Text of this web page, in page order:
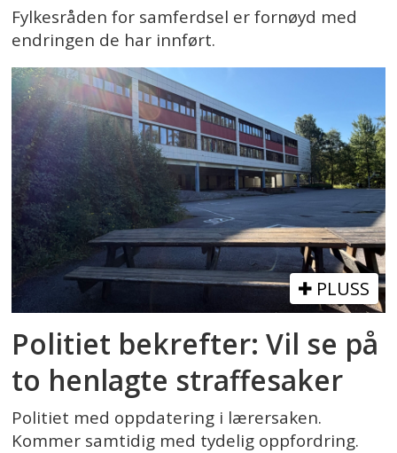
Fylkesråden for samferdsel er fornøyd med
endringen de har innført.
PLUSS
Politiet bekrefter: Vil se på
to henlagte straffesaker
Politiet med oppdatering i lærersaken.
Kommer samtidig med tydelig oppfordring.